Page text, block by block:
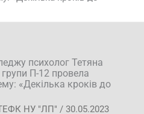
психолог Тетяна
П-12 провела
«Декілька кроків до
НУ "ЛП" / 30.05.2023